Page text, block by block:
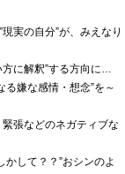
実の自分”が、みえなり
に解釈”する方向に…
嫌な感情・想念”を～
張などのネガティブな
して？？”おシンのよ